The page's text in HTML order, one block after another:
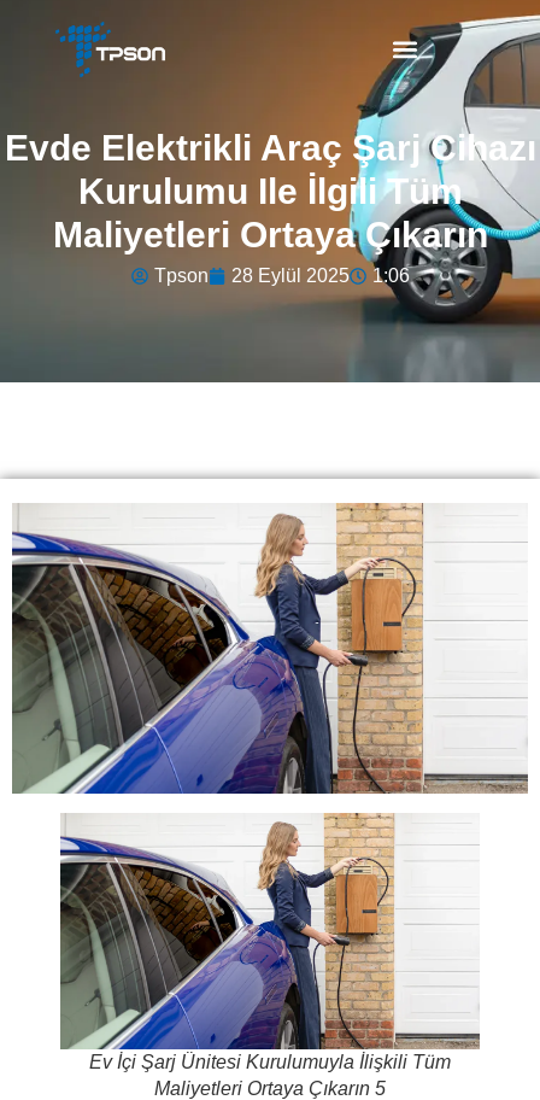
Evde Elektrikli Araç Şarj Cihazı
Kurulumu Ile İlgili Tüm
Maliyetleri Ortaya Çıkarın
Tpson 28 Eylül 2025 1:06
Ev İçi Şarj Ünitesi Kurulumuyla İlişkili Tüm
Maliyetleri Ortaya Çıkarın 5